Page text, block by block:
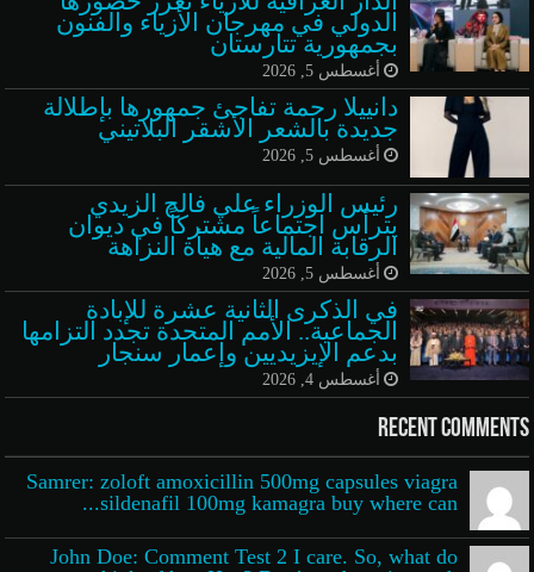
الدولي في مهرجان الأزياء والفنون
بجمهورية تتارستان
أغسطس 5, 2026
دانييلا رحمة تفاجئ جمهورها بإطلالة
جديدة بالشعر الأشقر البلاتيني
أغسطس 5, 2026
رئيس الوزراء علي فالح الزيدي
يترأس اجتماعاً مشتركاً في ديوان
الرقابة المالية مع هيأة النزاهة
أغسطس 5, 2026
في الذكرى الثانية عشرة للإبادة
الجماعية.. الأمم المتحدة تجدد التزامها
بدعم الإيزيديين وإعمار سنجار
أغسطس 4, 2026
Recent Comments
Samrer: zoloft amoxicillin 500mg capsules viagra
sildenafil 100mg kamagra buy where can...
John Doe: Comment Test 2 I care. So, what do